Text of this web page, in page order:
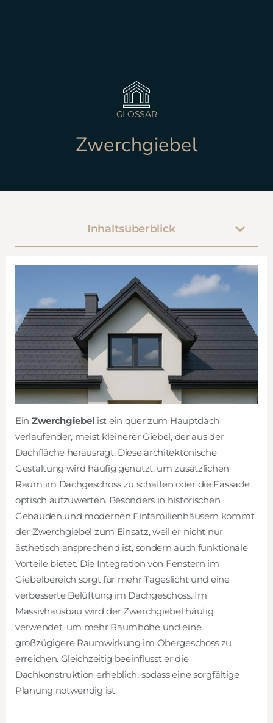
GLOSSAR
Zwerchgiebel
Ein Zwerchgiebel ist ein quer zum Hauptdach
verlaufender, meist kleinerer Giebel, der aus der
Dachfläche herausragt. Diese architektonische
Gestaltung wird häufig genutzt, um zusätzlichen
Raum im Dachgeschoss zu schaffen oder die Fassade
optisch aufzuwerten. Besonders in historischen
Gebäuden und modernen Einfamilienhäusern kommt
der Zwerchgiebel zum Einsatz, weil er nicht nur
ästhetisch ansprechend ist, sondern auch funktionale
Vorteile bietet. Die Integration von Fenstern im
Giebelbereich sorgt für mehr Tageslicht und eine
verbesserte Belüftung im Dachgeschoss. Im
Massivhausbau wird der Zwerchgiebel häufig
verwendet, um mehr Raumhöhe und eine
großzügigere Raumwirkung im Obergeschoss zu
erreichen. Gleichzeitig beeinflusst er die
Dachkonstruktion erheblich, sodass eine sorgfältige
Planung notwendig ist.
Inhaltsüberblick